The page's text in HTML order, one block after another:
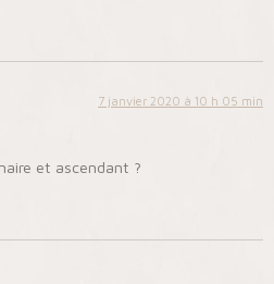
7 janvier 2020 à 10 h 05 min
et ascendant ?